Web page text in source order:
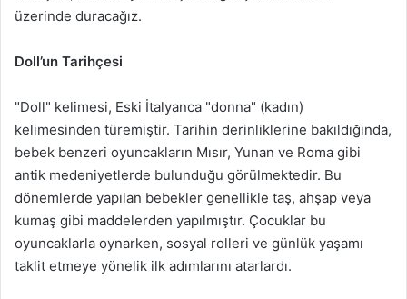
üzerinde duracağız.
Doll’un Tarihçesi
"Doll" kelimesi, Eski İtalyanca "donna" (kadın)
kelimesinden türemiştir. Tarihin derinliklerine bakıldığında,
bebek benzeri oyuncakların Mısır, Yunan ve Roma gibi
antik medeniyetlerde bulunduğu görülmektedir. Bu
dönemlerde yapılan bebekler genellikle taş, ahşap veya
kumaş gibi maddelerden yapılmıştır. Çocuklar bu
oyuncaklarla oynarken, sosyal rolleri ve günlük yaşamı
taklit etmeye yönelik ilk adımlarını atarlardı.